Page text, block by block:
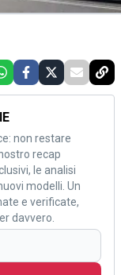
non restare
recap
le analisi
modelli. Un
e verificate,
davvero.